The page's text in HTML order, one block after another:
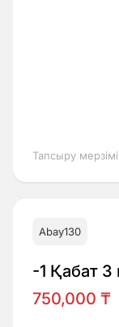
Тапсыру мерзімі
Abay130
-1 Қабат 3
750,000 ₸